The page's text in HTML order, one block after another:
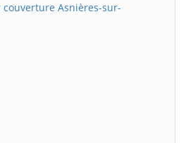
Asnières-sur-